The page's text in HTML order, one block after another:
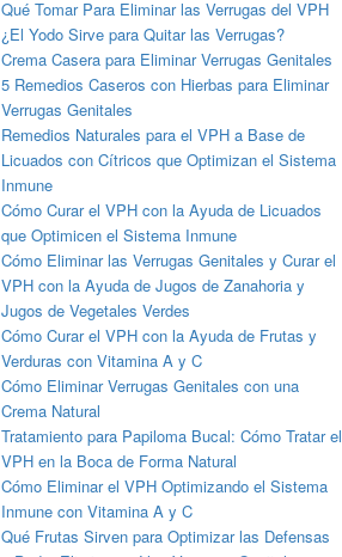
Qué Tomar Para Eliminar las Verrugas del VPH
¿El Yodo Sirve para Quitar las Verrugas?
Crema Casera para Eliminar Verrugas Genitales
5 Remedios Caseros con Hierbas para Eliminar
Verrugas Genitales
Remedios Naturales para el VPH a Base de
Licuados con Cítricos que Optimizan el Sistema
Inmune
Cómo Curar el VPH con la Ayuda de Licuados
que Optimicen el Sistema Inmune
Cómo Eliminar las Verrugas Genitales y Curar el
VPH con la Ayuda de Jugos de Zanahoria y
Jugos de Vegetales Verdes
Cómo Curar el VPH con la Ayuda de Frutas y
Verduras con Vitamina A y C
Cómo Eliminar Verrugas Genitales con una
Crema Natural
Tratamiento para Papiloma Bucal: Cómo Tratar el
VPH en la Boca de Forma Natural
Cómo Eliminar el VPH Optimizando el Sistema
Inmune con Vitamina A y C
Qué Frutas Sirven para Optimizar las Defensas